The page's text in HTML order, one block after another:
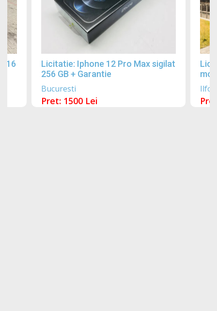
Licitatie: Iphone 12 Pro Max sigilat
256 GB + Garantie
Bucuresti
Pret: 1500 Lei
Ilfov